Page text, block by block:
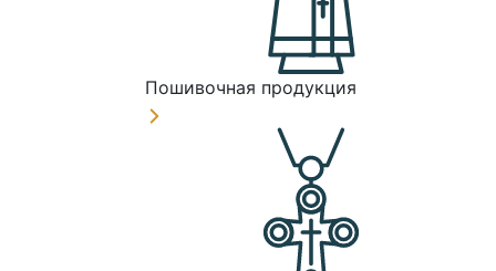
Пошивочная продукция